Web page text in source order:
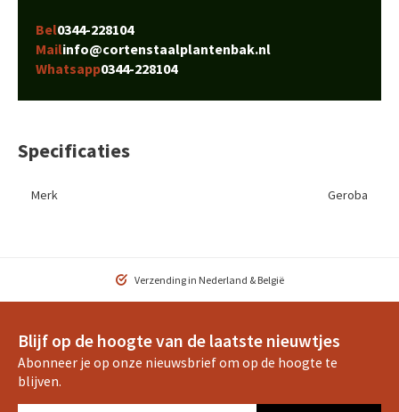
Bel0344-228104
Mailinfo@cortenstaalplantenbak.nl
Whatsapp0344-228104
Specificaties
Merk Geroba
Verzending in Nederland & België
Blijf op de hoogte van de laatste nieuwtjes
Abonneer je op onze nieuwsbrief om op de hoogte te
blijven.